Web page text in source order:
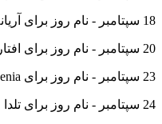
18 سپتامبر - نام روز برای آریانه
20 سپتامبر - نام روز برای افتاراتیوس
23 سپتامبر - نام روز برای Xanthippe، Polyxenia
24 سپتامبر - نام روز برای تلدا